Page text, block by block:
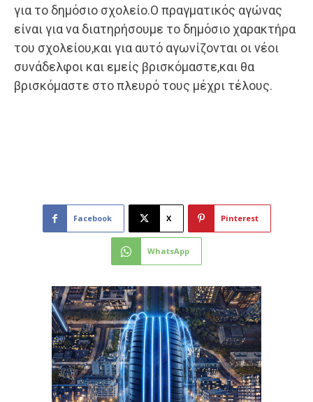
για το δημόσιο σχολείο.Ο πραγματικός αγώνας
είναι για να διατηρήσουμε το δημόσιο χαρακτήρα
του σχολείου,και για αυτό αγωνίζονται οι νέοι
συνάδελφοι και εμείς βρισκόμαστε,και θα
βρισκόμαστε στο πλευρό τους μέχρι τέλους.
Facebook X Pinterest
WhatsApp